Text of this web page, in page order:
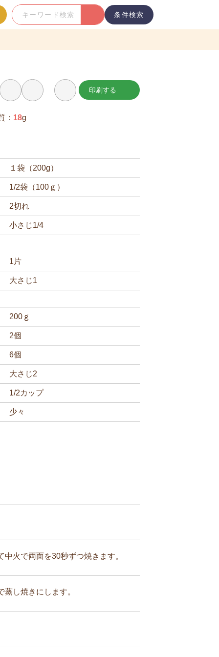
キ
検
条件検索
気
印刷する
： 18g
１袋（200g）
1/2袋（100ｇ）
2切れ
小さじ1/4
1片
大さじ1
200ｇ
2個
6個
大さじ2
1/2カップ
少々
火で両面を30秒ずつ焼きます。
し焼きにします。